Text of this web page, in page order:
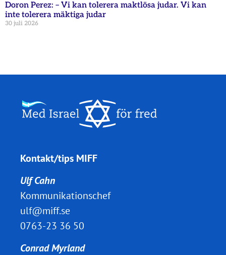
Doron Perez: – Vi kan tolerera maktlösa judar. Vi kan
inte tolerera mäktiga judar
30 juli 2026
Kontakt/tips MIFF
Ulf Cahn
Kommunikationschef
ulf@miff.se
0763-23 36 50
Conrad Myrland